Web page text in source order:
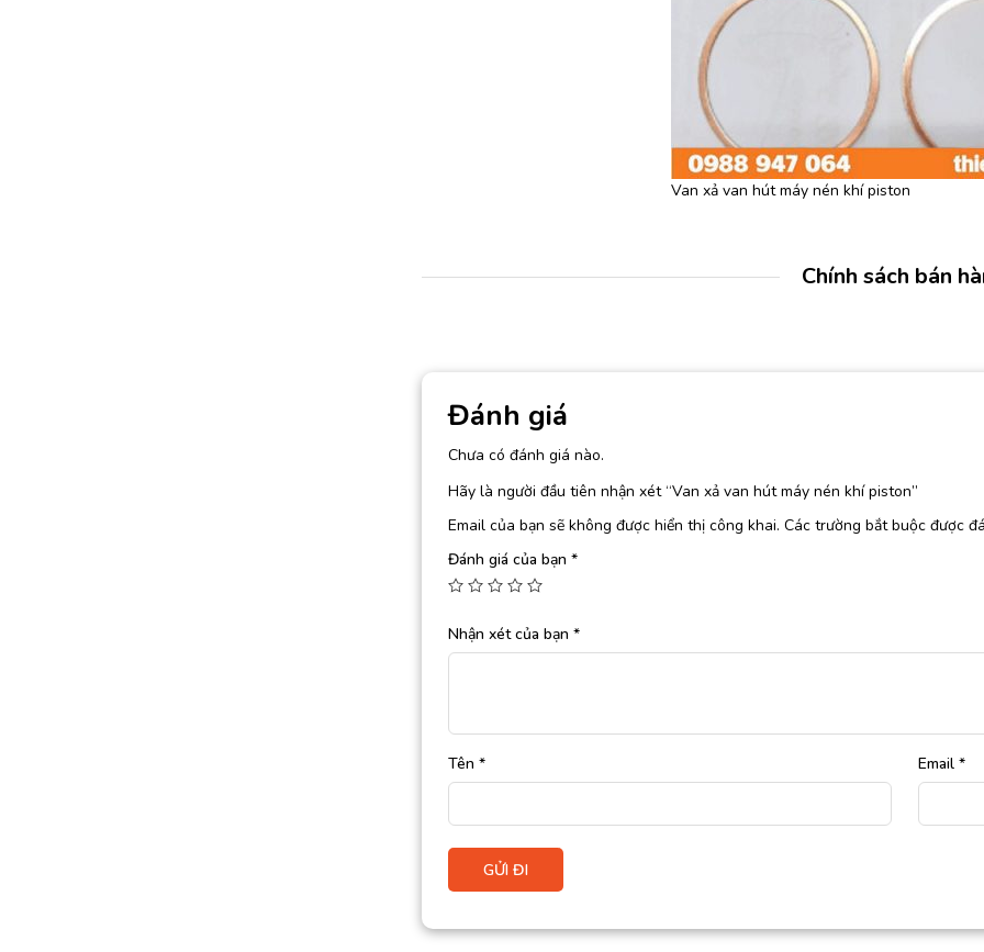
Van xả van hút máy nén khí piston
Chính sách bán
Đánh giá
Chưa có đánh giá nào.
Hãy là người đầu tiên nhận xét “Van xả van hút máy nén khí piston”
Email của bạn sẽ không được hiển thị công khai. Các trường bắt buộc được
Đánh giá của bạn *
Nhận xét của bạn *
Tên * Email *